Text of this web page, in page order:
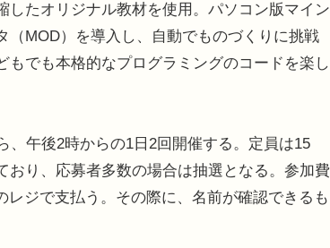
たオリジナル教材を使用。パソコン版マイン
（MOD）を導入し、自動でものづくりに挑戦
でも本格的なプログラミングのコードを楽し
午後2時からの1日2回開催する。定員は15
り、応募者多数の場合は抽選となる。参加費
ジで支払う。その際に、名前が確認できるも